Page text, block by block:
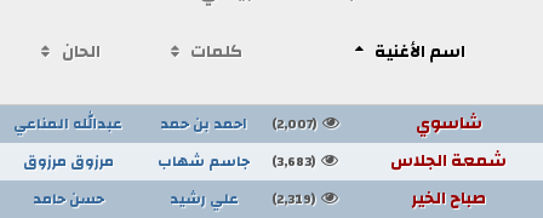
اسم الأغنية كلمات الحان
شاسوي (2,007) احمد بن حمد عبدالله المناعي
شمعة الجلاس (3,683) جاسم شهاب مرزوق مرزوق
صباح الخير (2,319) علي رشيد حسن حامد